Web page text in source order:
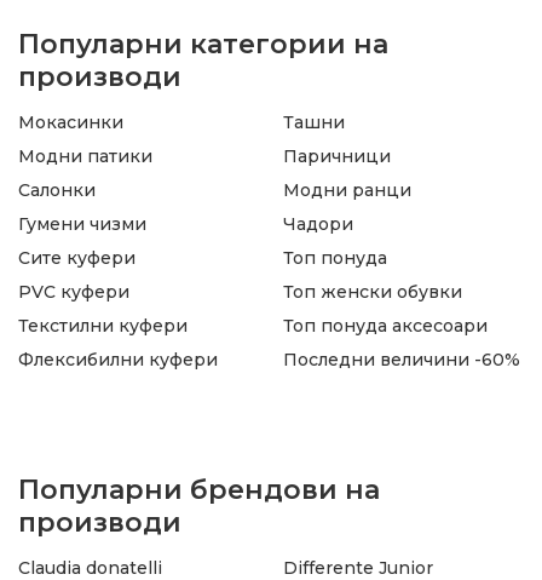
Популарни категории на
производи
Мокасинки
Модни патики
Салонки
Гумени чизми
Ташни
Паричници
Модни ранци
Чадори
Сите куфери
PVC куфери
Текстилни куфери
Флексибилни куфери
Топ понуда
Топ женски обувки
Топ понуда аксесоари
Последни величини -60%
Популарни брендови на
производи
Claudia donatelli
Differente Junior